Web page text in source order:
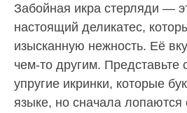
Забойная икра стерляди —
настоящий деликатес,
изысканную нежность. Её
чем-то другим. Представьте
упругие икринки, которые
языке, но сначала